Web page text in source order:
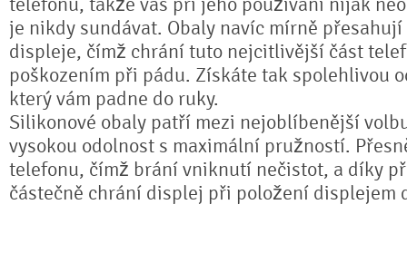
je nikdy sundávat. Obaly navíc mírně
displeje, čímž chrání tuto nejcitlivější část
poškozením při pádu. Získáte tak spolehlivou
který vám padne do ruky.
Silikonové obaly patří mezi nejoblíbenější
vysokou odolnost s maximální pružností.
telefonu, čímž brání vniknutí nečistot, a díky
částečně chrání displej při položení displejem